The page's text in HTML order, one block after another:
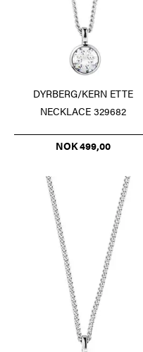
DYRBERG/KERN ETTE
NECKLACE 329682
NOK 499,00